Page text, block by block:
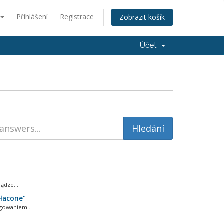
Přihlášení Registrace Zobrazit košík
Účet